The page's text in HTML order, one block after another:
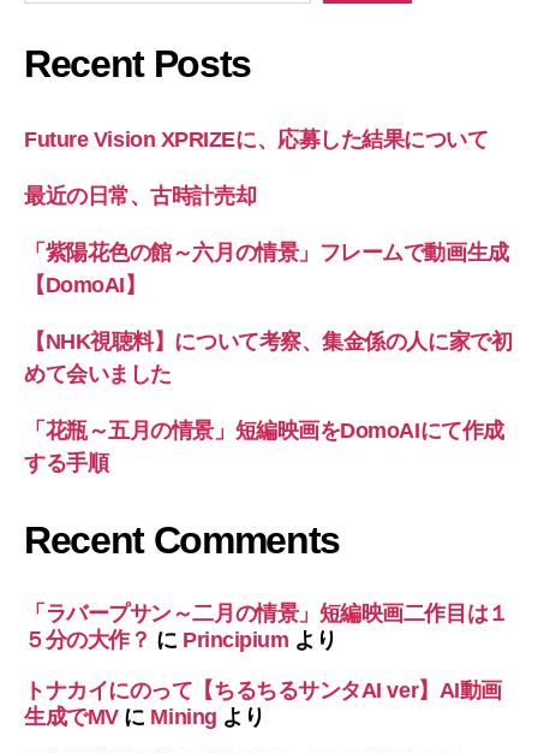
Recent Posts
Future Vision XPRIZEに、応募した結果について
最近の日常、古時計売却
「紫陽花色の館～六月の情景」フレームで動画生成
【DomoAI】
【NHK視聴料】について考察、集金係の人に家で初
めて会いました
「花瓶～五月の情景」短編映画をDomoAIにて作成
する手順
Recent Comments
「ラバープサン～二月の情景」短編映画二作目は１
５分の大作？ に Principium より
トナカイにのって【ちるちるサンタAI ver】AI動画
生成でMVに Mining より